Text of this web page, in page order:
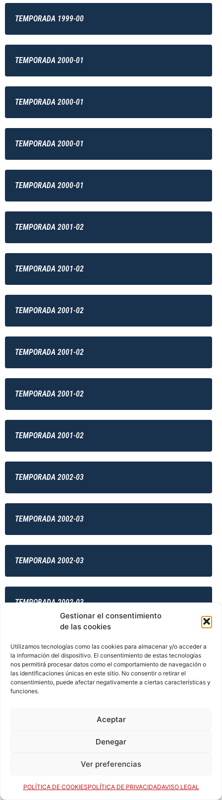
Gestionar el consentimiento
de las cookies
Utilizamos tecnologías como las cookies para almacenar y/o acceder a
la información del dispositivo. El consentimiento de estas tecnologías
nos permitirá procesar datos como el comportamiento de navegación o
las identificaciones únicas en este sitio. No consentir o retirar el
consentimiento, puede afectar negativamente a ciertas características y
funciones.
Aceptar
Denegar
Ver preferencias
POLÍTICA DE COOKIESPOLÍTICA DE PRIVACIDADAVISO LEGAL
TEMPORADA 1999-00
TEMPORADA 2000-01
TEMPORADA 2000-01
TEMPORADA 2000-01
TEMPORADA 2000-01
TEMPORADA 2001-02
TEMPORADA 2001-02
TEMPORADA 2001-02
TEMPORADA 2001-02
TEMPORADA 2001-02
TEMPORADA 2001-02
TEMPORADA 2002-03
TEMPORADA 2002-03
TEMPORADA 2002-03
TEMPORADA 2002-03
TEMPORADA 2003-04
TEMPORADA 2003-04
TEMPORADA 2003-04